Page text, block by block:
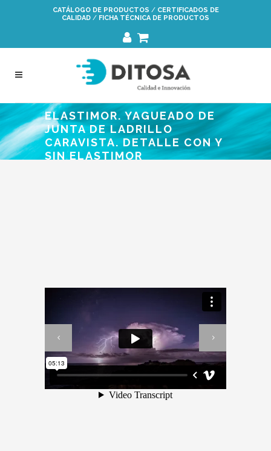
navegación
CATÁLOGO DE PRODUCTOS / CERTIFICADOS DE
CALIDAD / FICHA TÉCNICA DE PRODUCTOS
ELASTIMOR. YAGUEADO DE
JUNTA DE LADRILLO
CARAVISTA. DETALLE CON Y
SIN ELASTIMOR